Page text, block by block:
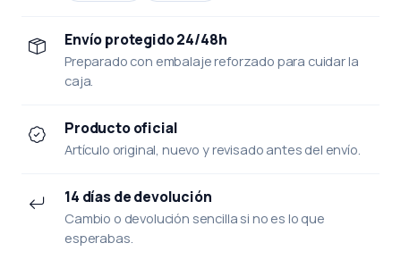
Envío protegido 24/48h
Preparado con embalaje reforzado para cuidar la
caja.
Producto oficial
Artículo original, nuevo y revisado antes del envío.
14 días de devolución
Cambio o devolución sencilla si no es lo que
esperabas.